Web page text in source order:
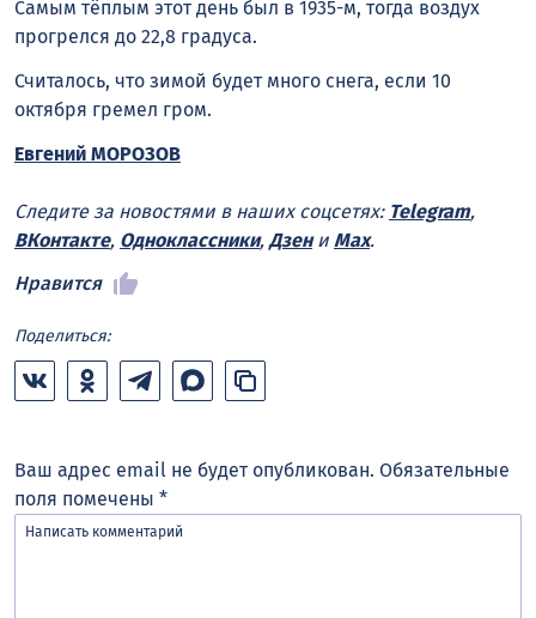
Самым тёплым этот день был в 1935-м, тогда воздух
прогрелся до 22,8 градуса.
Считалось, что зимой будет много снега, если 10
октября гремел гром.
Евгений МОРОЗОВ
Следите за новостями в наших соцсетях: Telegram,
ВКонтакте, Одноклассники, Дзени Max.
Нравится
Поделиться:
Ваш адрес email не будет опубликован. Обязательные
поля помечены *